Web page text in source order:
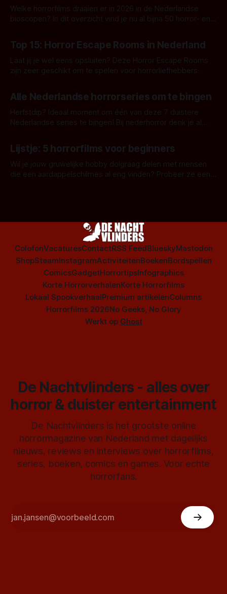
Welke horrorfilms draaien er in 2026 in de Nederlandse
bioscopen? In dit overzicht vind je nu al bijna 50 horror- en
Top 15: Horror Escape Rooms in Nederland
Laat jij je wel eens opsluiten? Deze Horror Escape Rooms
zijn zeer geschikt om te spelen voor horrorliefhebbers.
Alle Nederlandse horrorseries om te bingen
Herfstdip? Ideaal moment om één van deze 7 duistere
Nederlandse series te bingen! Bij nederhorror denk je al
Amsterdamned of The Johnsons. Maar Nederlandse horror
is niet beperkt tot films. Hier een aantal Nederlandse tv-
series uit het duistere of horrorgenre. Als
Lijstje: 5 horrorfilms voor beginners
Wil je jouw gruwelijke hobby dolgraag delen met mensen
die een aardappelschilmes al eng vinden? Probeer ze eens
ColofonVacaturesContactRSS FeedBlueskyMastodon
ShopSteamInstagramActiviteitenBoekenBordspellen
ComicsGadgetHorrortipsInfographics
Korte HorrorverhalenKorte Horrorfilms
Lokaal SpookverhaalPremium artikelenColumns
Horrorfilms 2026No Geeks, No Glory
Werkt op Ghost
De Nachtvlinders - alles over
horror & duister entertainment
De Nachtvlinders is het grootste online
horrormagazine van Nederland met dagelijks
nieuws, reviews en interviews over horrorfilms,
series, boeken, comics en games. Voor echte
horrorfans.